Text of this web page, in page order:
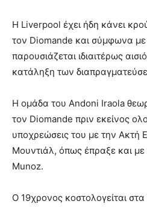
Η Liverpool έχει ήδη κάνει
τον Diomande και σύμφωνα με
παρουσιάζεται ιδιαιτέρως
κατάληξη των
Η ομάδα του Andoni Iraola
τον Diomande πριν εκείνος
υποχρεώσεις του με την Ακτή
Μουντιάλ, όπως έπραξε και με
Munoz.
Ο 19χρονος κοστολογείται